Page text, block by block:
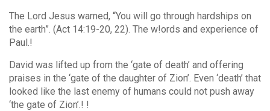
The Lord Jesus warned, “You will go through hardships on
the earth”. (Act 14:19-20, 22). The w!ords and experience of
Paul.!
David was lifted up from the ‘gate of death’ and offering
praises in the ‘gate of the daughter of Zion’. Even ‘death’ that
looked like the last enemy of humans could not push away
‘the gate of Zion’.! !